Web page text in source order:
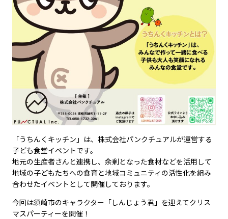
「うちんくキッチン」は、株式会社パンクチュアルが運営する
子ども食堂イベントです。
地元の生産者さんと連携し、余剰となった食材などを活用して
地域の子どもたちへの食育と地域コミュニティの活性化を組み
合わせたイベントとして開催しております。
今回は須崎市のキャラクター「しんじょう君」を迎えてクリス
マスパーティーを開催！